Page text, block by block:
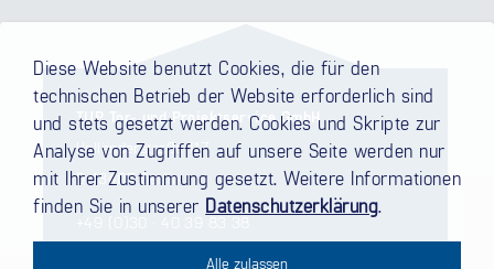
TUP Tor- und Projektservice GmbH
Holländerstraße 117
D-13407 Berlin
Diese Website benutzt Cookies, die für den
technischen Betrieb der Website erforderlich sind
und stets gesetzt werden. Cookies und Skripte zur
Analyse von Zugriffen auf unsere Seite werden nur
mit Ihrer Zustimmung gesetzt. Weitere Informationen
finden Sie in unserer Datenschutzerklärung
Alle zulassen